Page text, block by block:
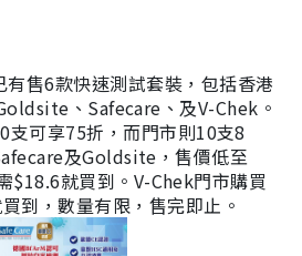
售6款快速測試套裝，包括香港
、Safecare、及V-Chek。
支可享75折，而門市則10支8
及Goldsite，售價低至
$18.6就買到。V-Chek門市購買
到，數量有限，售完即止。